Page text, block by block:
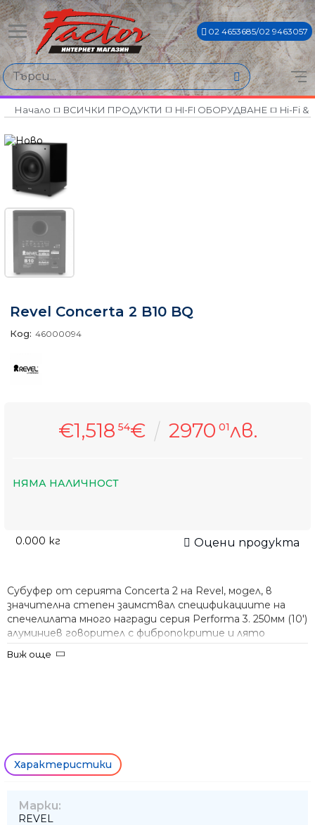
02 4653685/02 9463057
Начало ВСИЧКИ ПРОДУКТИ HI-FI ОБОРУДВАНЕ Hi-Fi &
Revel Concerta 2 B10 BQ
Код: 46000094
€1,518 54€ 2970 01лв.
НЯМА НАЛИЧНОСТ
0.000 кг Оцени продукта
Субуфер от серията Concerta 2 на Revel, модел, в
значителна степен заимствал спецификациите на
спечелилата много награди серия Performa 3. 250мм (10')
алуминиев говорител с фибропокритие и лято
алуминиево шаси. Усилвател клас D, осигуряващ 800W
реална мощност! Кросовър със променяща стойност в
Виж още
Характеристики
Марки:
REVEL